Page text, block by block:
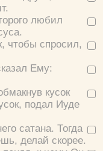
любил
чтобы спросил,
Ему:
кусок
подал Иуде
сатана. Тогда
делай скорее.